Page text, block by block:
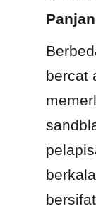
bercat